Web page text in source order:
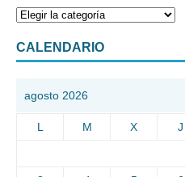
CALENDARIO
agosto 2026
L M X J